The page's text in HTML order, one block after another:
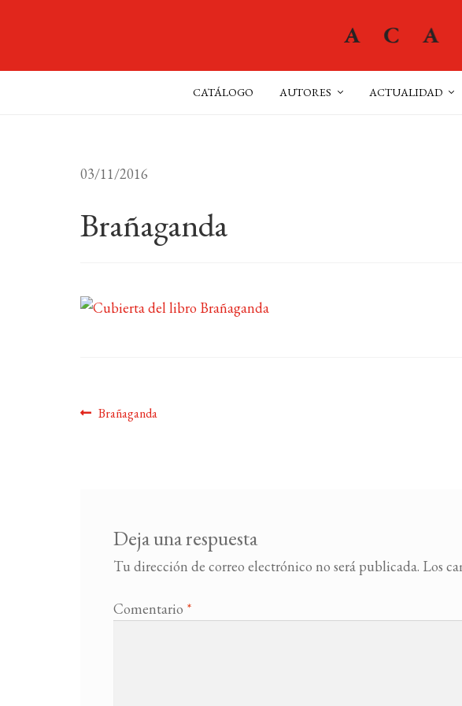
CATÁLOGO AUTORES ACTUALIDAD
03/11/2016
Brañaganda
Navegación
Anterior:
Brañaganda
Deja una respuesta
Tu dirección de correo electrónico no será publicada. Los
Comentario *